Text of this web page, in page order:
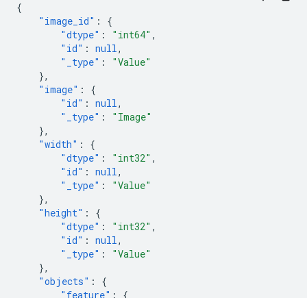
{
"image_id" :
{
"dtype" : "int64" ,
"id" : null,
"_type" :
"Value"
},
"image" :
{
"id" : null,
"_type" :
"Image"
},
"width" :
{
"dtype" : "int32" ,
"id" : null,
"_type" :
"Value"
},
"height" :
{
"dtype" : "int32" ,
"id" : null,
"_type" :
"Value"
},
"objects" :
{
"feature" :
{